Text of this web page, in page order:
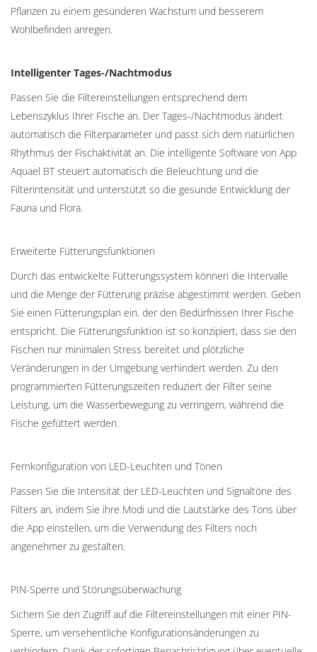
Pflanzen zu einem gesünderen Wachstum und besserem
Wohlbefinden anregen.
Intelligenter Tages-/Nachtmodus
Passen Sie die Filtereinstellungen entsprechend dem
Lebenszyklus Ihrer Fische an. Der Tages-/Nachtmodus ändert
automatisch die Filterparameter und passt sich dem natürlichen
Rhythmus der Fischaktivität an. Die intelligente Software von App
Aquael BT steuert automatisch die Beleuchtung und die
Filterintensität und unterstützt so die gesunde Entwicklung der
Fauna und Flora.
Erweiterte Fütterungsfunktionen
Durch das entwickelte Fütterungssystem können die Intervalle
und die Menge der Fütterung präzise abgestimmt werden. Geben
Sie einen Fütterungsplan ein, der den Bedürfnissen Ihrer Fische
entspricht. Die Fütterungsfunktion ist so konzipiert, dass sie den
Fischen nur minimalen Stress bereitet und plötzliche
Veränderungen in der Umgebung verhindert werden. Zu den
programmierten Fütterungszeiten reduziert der Filter seine
Leistung, um die Wasserbewegung zu verringern, während die
Fische gefüttert werden.
Fernkonfiguration von LED-Leuchten und Tönen
Passen Sie die Intensität der LED-Leuchten und Signaltöne des
Filters an, indem Sie ihre Modi und die Lautstärke des Tons über
die App einstellen, um die Verwendung des Filters noch
angenehmer zu gestalten.
PIN-Sperre und Störungsüberwachung
Sichern Sie den Zugriff auf die Filtereinstellungen mit einer PIN-
Sperre, um versehentliche Konfigurationsänderungen zu